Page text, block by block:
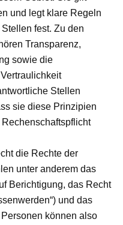
und legt klare Regeln
fest. Zu den
Transparenz,
sowie die
Stellen
sie diese Prinzipien
die Rechte der
unter anderem das
Berichtigung, das Recht
und das
können also